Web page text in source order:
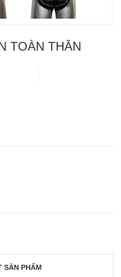
TOÀN THÂN
SẢN PHẨM